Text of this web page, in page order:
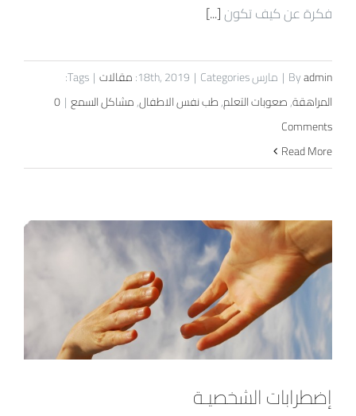
فكرة عن كيف تكون[...]
Byadmin
| مارس 18th, 2019 | Categories: مقالات |
Tags:
المراهقة,صعوبات التعلم,طب نفس الاطفال,مشاكل السمع |
0
Comments
Read More
إضطرابات الشخصيـة